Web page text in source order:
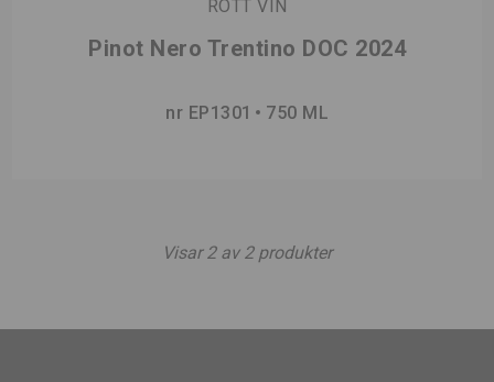
RÖTT VIN
Pinot Nero Trentino DOC 2024
nr EP1301 750 ML
Visar2av 2produkter